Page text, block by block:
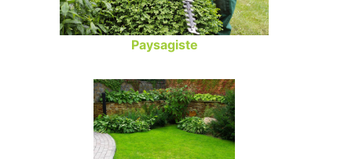
Paysagiste